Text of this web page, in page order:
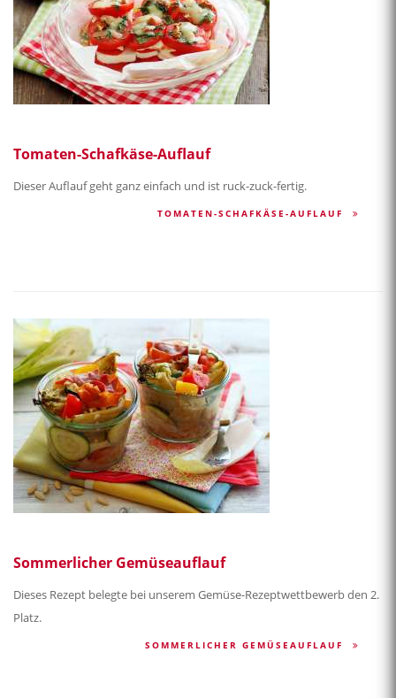
Tomaten-Schafkäse-Auflauf
Dieser Auflauf geht ganz einfach und ist ruck-zuck-fertig.
TOMATEN-SCHAFKÄSE-AUFLAUF
Sommerlicher Gemüseauflauf
Dieses Rezept belegte bei unserem Gemüse-Rezeptwettbewerb den 2.
Platz.
SOMMERLICHER GEMÜSEAUFLAUF